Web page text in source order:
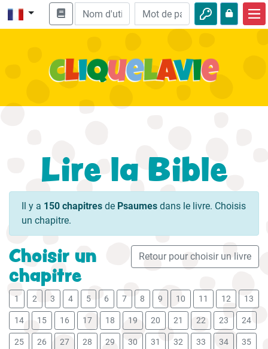
Enseignement biblique
Aventures
Loisirs
Lire la Bible
Il y a 150 chapitres de Psaumes dans le livre. Choisis
un chapitre.
Retour pour choisir un livre
Choisir un
chapitre
1 2 3 4 5 6 7 8 9 10 11 12 13
14 15 16 17 18 19 20 21 22 23 24
25 26 27 28 29 30 31 32 33 34 35